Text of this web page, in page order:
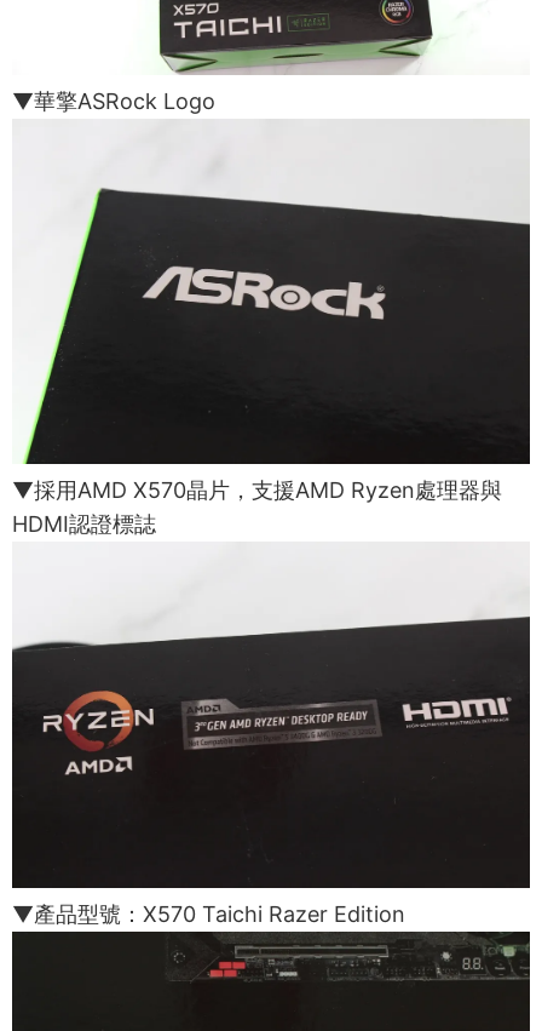
▼華擎ASRock Logo
▼採用AMD X570晶片，支援AMD Ryzen處理器與
HDMI認證標誌
▼產品型號：X570 Taichi Razer Edition